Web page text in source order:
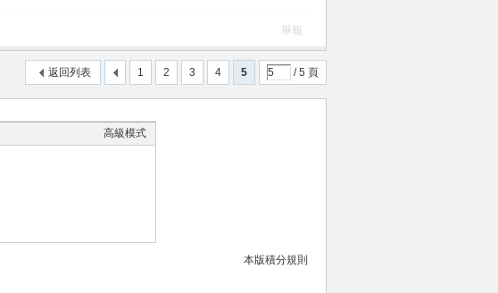
舉報
1 2 3 4 5 / 5 頁
返回列表
高級模式
本版積分規則